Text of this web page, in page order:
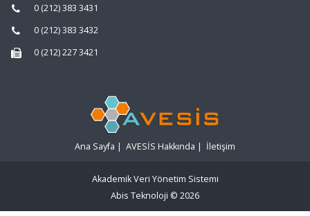
0 (212) 383 3431
0 (212) 383 3432
0 (212) 227 3421
Ana Sayfa | AVESİS Hakkında | İletişim
Akademik Veri Yönetim Sistemi
Abis Teknoloji © 2026